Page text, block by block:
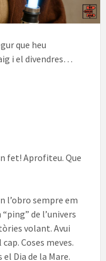
que heu
i el divendres…
fet! Aprofiteu. Que
l’obro sempre em
de l’univers
volant. Avui
Coses meves.
Dia de la Mare.